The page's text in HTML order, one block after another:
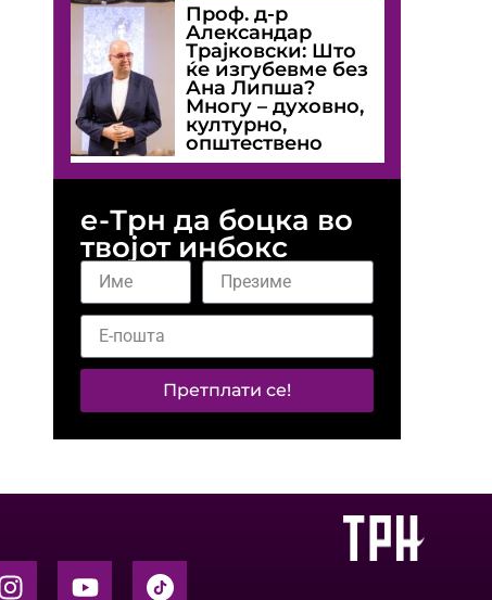
Проф. д-р
Александар
Трајковски: Што
ќе изгубевме без
Ана Липша?
Многу – духовно,
културно,
општествено
е-Трн да боцка во
твојот инбокс
Претплати се!